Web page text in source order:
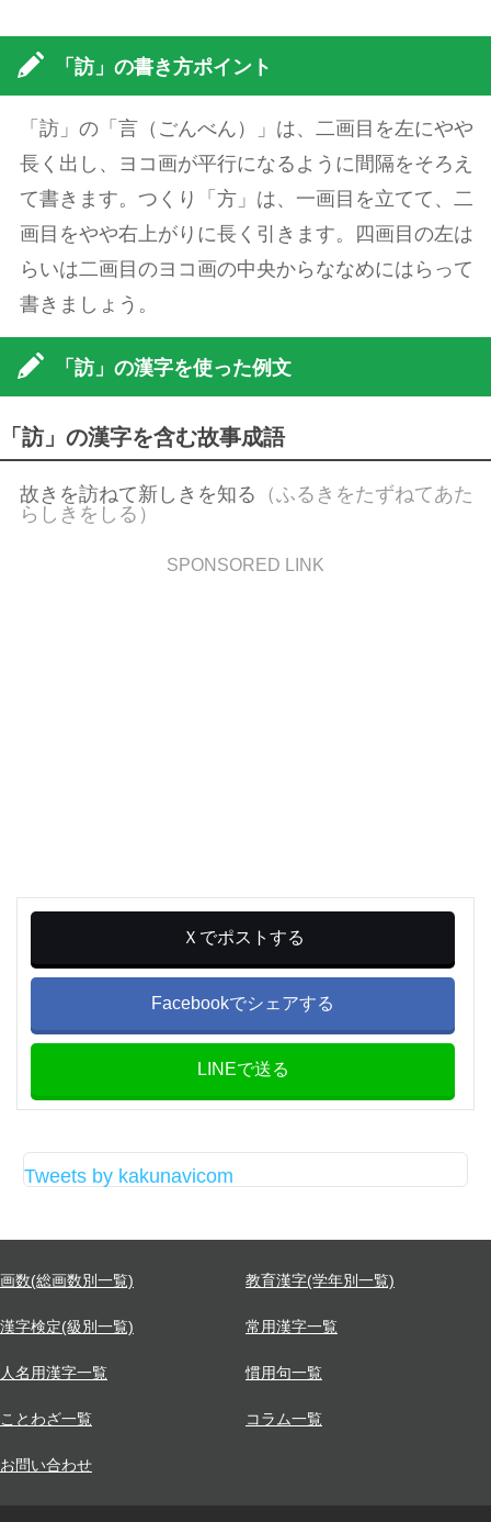
「訪」の書き方ポイント
「訪」の「言（ごんべん）」は、二画目を左にやや
長く出し、ヨコ画が平行になるように間隔をそろえ
て書きます。つくり「方」は、一画目を立てて、二
画目をやや右上がりに長く引きます。四画目の左は
らいは二画目のヨコ画の中央からななめにはらって
書きましょう。
「訪」の漢字を使った例文
「訪」の漢字を含む故事成語
故きを訪ねて新しきを知る （ふるきをたずねてあた
らしきをしる）
SPONSORED LINK
Ｘでポストする
Facebookでシェアする
LINEで送る
Tweets by kakunavicom
画数(総画数別一覧) 教育漢字(学年別一覧)
漢字検定(級別一覧) 常用漢字一覧
人名用漢字一覧 慣用句一覧
ことわざ一覧 コラム一覧
お問い合わせ